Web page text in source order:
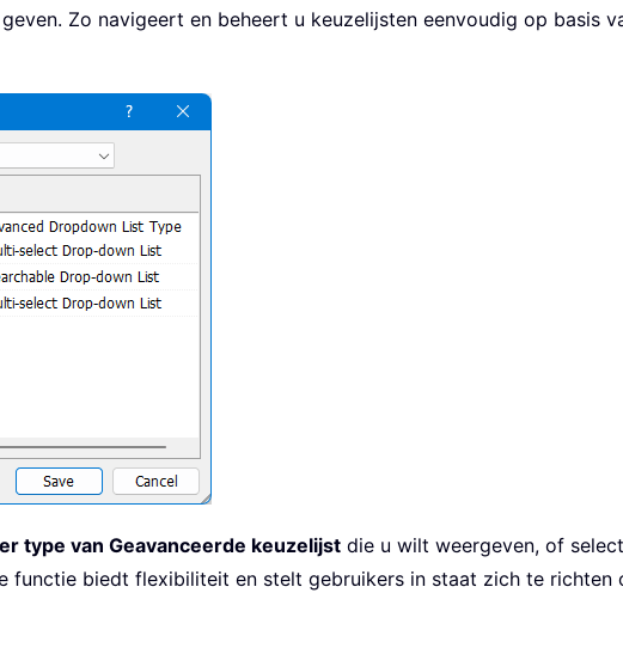
Zo navigeert en beheert u keuzelijsten eenvoudig op basis
type van Geavanceerde keuzelijst die u wilt weergeven, of
functie biedt flexibiliteit en stelt gebruikers in staat zich te richten